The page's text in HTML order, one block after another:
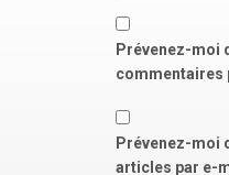
Prévenez-moi
commentaires
Prévenez-moi
articles par e-